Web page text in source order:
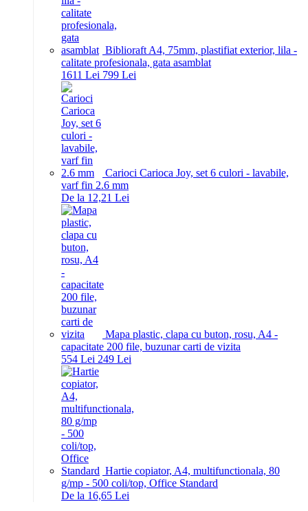
Biblioraft A4, 75mm, plastifiat exterior, lila -
calitate profesionala, gata asamblat
1611 Lei 799 Lei
Carioci Carioca Joy, set 6 culori - lavabile,
varf fin 2.6 mm
De la 12,21 Lei
Mapa plastic, clapa cu buton, rosu, A4 -
capacitate 200 file, buzunar carti de vizita
554 Lei 249 Lei
Hartie copiator, A4, multifunctionala, 80
g/mp - 500 coli/top, Office Standard
De la 16,65 Lei